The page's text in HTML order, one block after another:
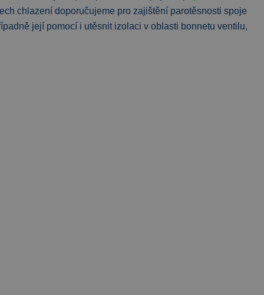
chlazení doporučujeme pro zajištění parotěsnosti spoje
její pomocí i utěsnit izolaci v oblasti bonnetu ventilu,